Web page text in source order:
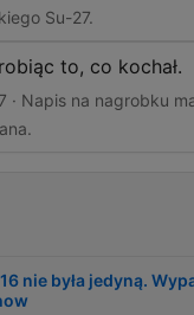
Su-27.
to, co kochał.
· Napis na nagrobku
nie była jedyną.